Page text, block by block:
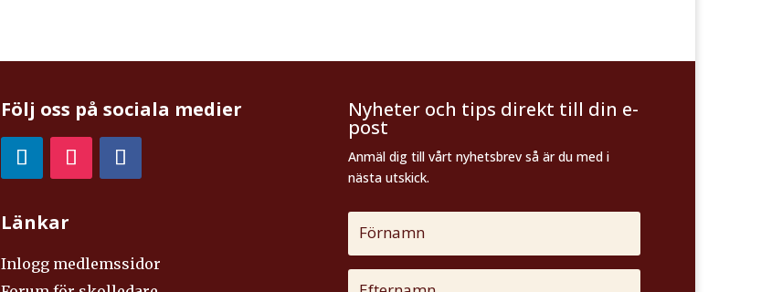
Följ oss på sociala medier
Länkar
Inlogg medlemssidor
Nyheter och tips direkt till din e-
post
Anmäl dig till vårt nyhetsbrev så är du med i
nästa utskick.